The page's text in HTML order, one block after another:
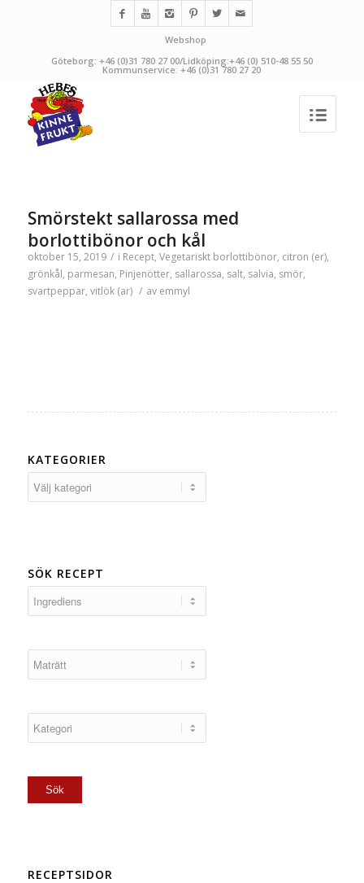
Webshop
Göteborg: +46 (0)31 780 27 00/Lidköping:+46 (0) 510-48 55 50
Kommunservice: +46 (0)31 780 27 20
Smörstekt sallarossa med
borlottibönor och kål
oktober 15, 2019 / i Recept, Vegetariskt borlottibönor, citron (er),
grönkål, parmesan, Pinjenötter, sallarossa, salt, salvia, smör,
svartpeppar, vitlök (ar) / av emmyl
KATEGORIER
SÖK RECEPT
RECEPTSIDOR